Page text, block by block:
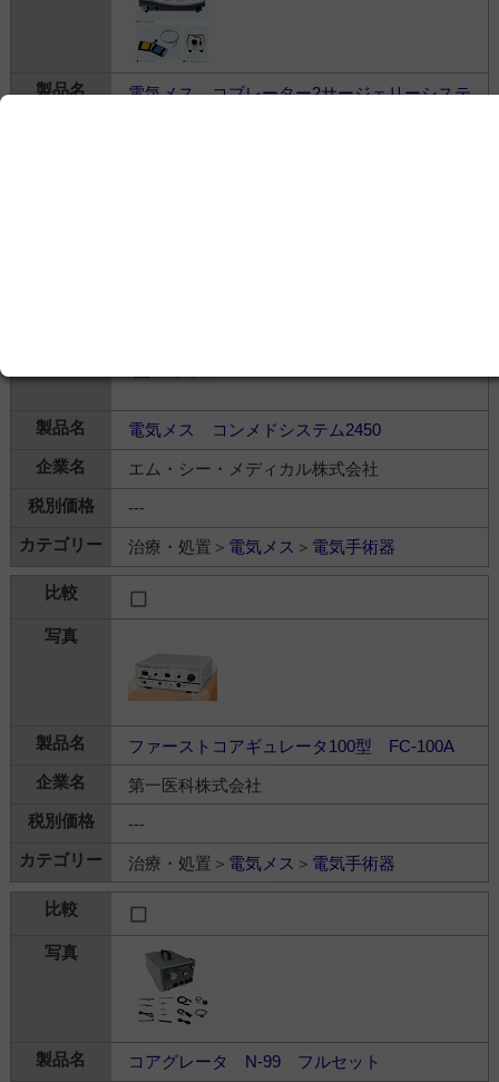
電気メス コブレーター2サージェリーシステ
電気メス コンメドシステム2450
エム・シー・メディカル株式会社
---
治療・処置＞ 電気メス ＞ 電気手術器
ファーストコアギュレータ100型 FC-100A
第一医科株式会社
---
治療・処置＞ 電気メス ＞ 電気手術器
コアグレータ N-99 フルセット